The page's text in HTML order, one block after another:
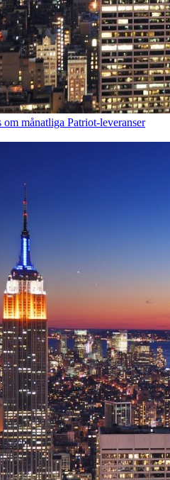
månatliga Patriot-leveranser